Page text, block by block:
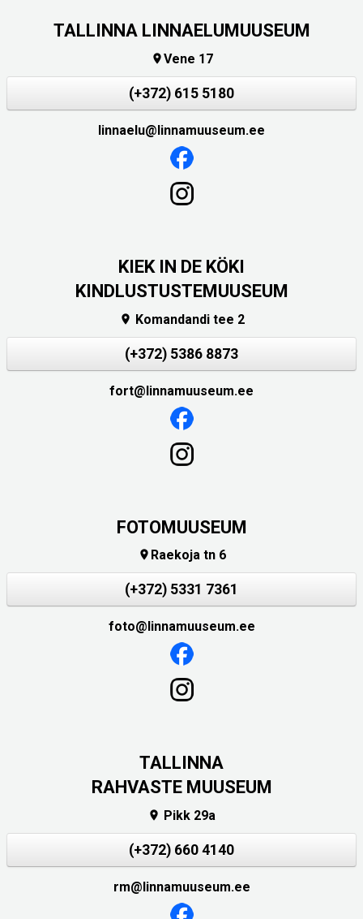
TALLINNA LINNAELUMUUSEUM
Vene 17
(+372) 615 5180
linnaelu@linnamuuseum.ee
KIEK IN DE KÖKI
KINDLUSTUSTEMUUSEUM
 Komandandi tee 2
(+372) 5386 8873
fort@linnamuuseum.ee
FOTOMUUSEUM
 Raekoja tn 6
(+372) 5331 7361
foto@linnamuuseum.ee
TALLINNA
RAHVASTE MUUSEUM
 Pikk 29a
(+372) 660 4140
rm@linnamuuseum.ee